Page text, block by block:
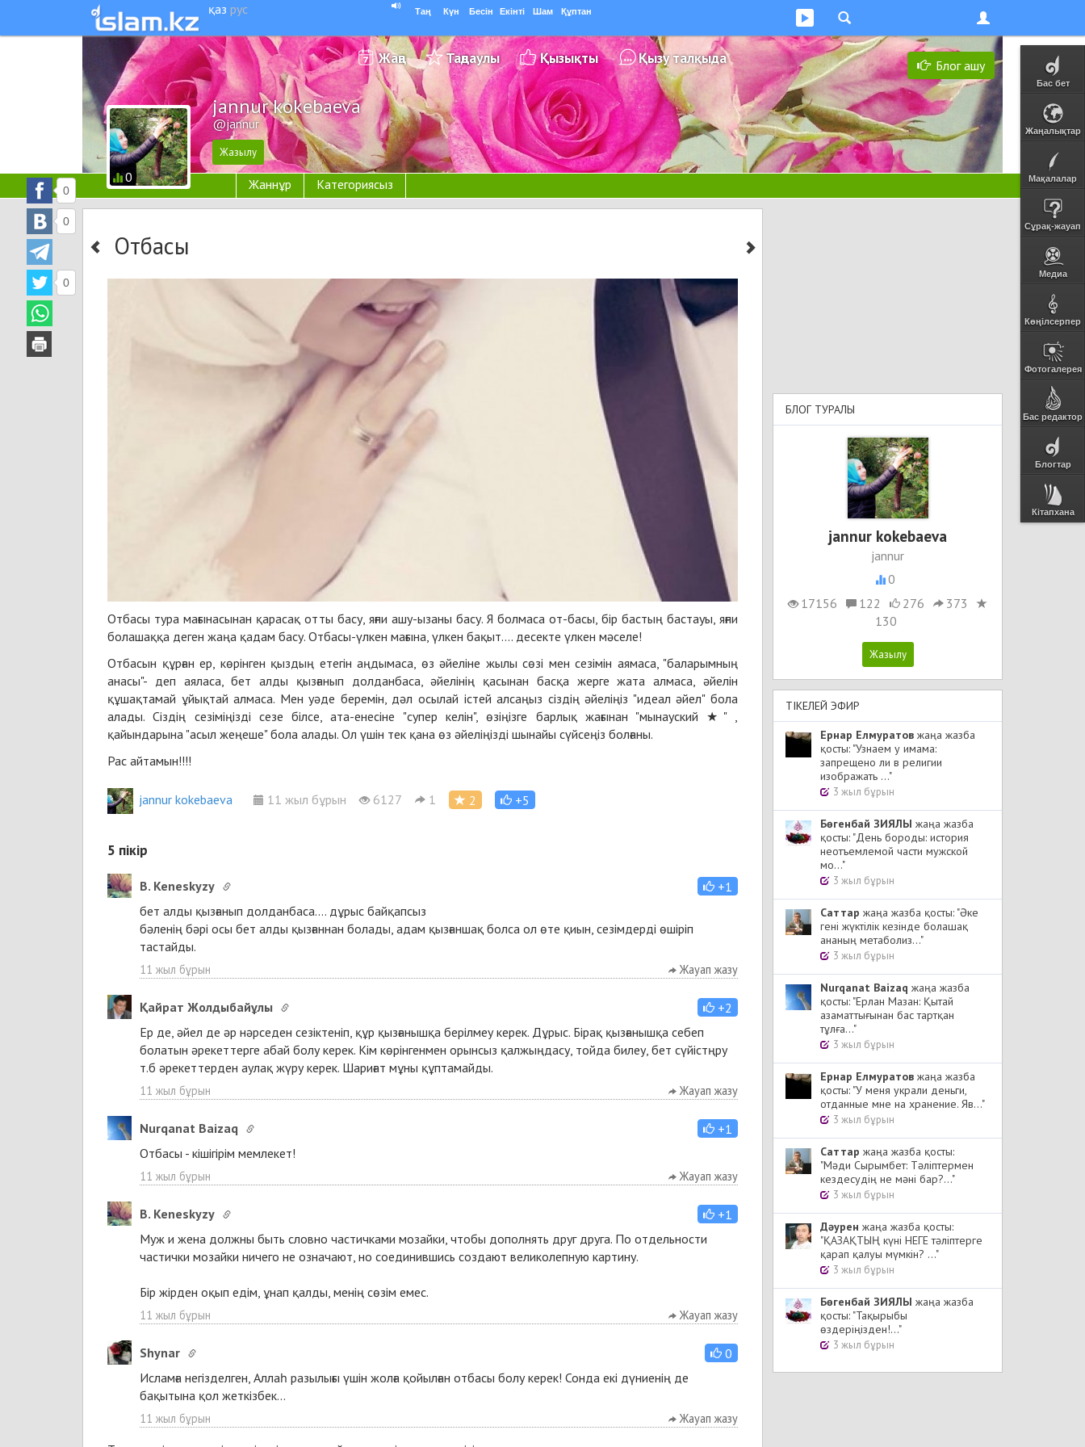
қаз рус Таң Күн Бесін Екінті Шам Құптан
Бас бет
Жаңалықтар
Мақалалар
Сұрақ-жауап
Медиа
Көңілсерпер
Фотогалерея
Бас редактор
Блогтар
Кітапхана
Блог ашу
Жаңа Таңдаулы Қызықты Қызу талқыда
0
jannur kokebaeva
@jannur
Жаннұр Категориясыз
Отбасы
0
0
0
Отбасы тура мағынасынан қарасақ отты басу, яғни ашу-ызаны басу. Я болмаса от-басы, бір бастың бастауы, яғни
болашаққа деген жаңа қадам басу. Отбасы-үлкен мағына, үлкен бақыт.... десекте үлкен мәселе!
Отбасын құрған ер, көрінген қыздың етегін аңдымаса, өз әйеліне жылы сөзі мен сезімін аямаса, "баларымның
анасы"- деп аяласа, бет алды қызғанып долданбаса, әйелінің қасынан басқа жерге жата алмаса, әйелін
құшақтамай ұйықтай алмаса. Мен уәде беремін, дәл осылай істей алсаңыз сіздің әйеліңіз "идеал әйел" бола
алады. Сіздің сезіміңізді сезе білсе, ата-енесіне "супер келін", өзіңізге барлық жағынан "мынауский ★" ,
қайындарына "асыл жеңеше" бола алады. Ол үшін тек қана өз әйеліңізді шынайы сүйсеңіз болғаны.
Рас айтамын!!!!
jannur kokebaeva 11 жыл бұрын 6127 1 2 +5
5 пікір
B. Keneskyzy
+1
бет алды қызғанып долданбаса.... дұрыс байқапсыз
бәленің бәрі осы бет алды қызғаннан болады, адам қызғаншақ болса ол өте қиын, сезімдерді өшіріп
тастайды.
11 жыл бұрын Жауап жазу
Қайрат Жолдыбайұлы
+2
Ер де, әйел де әр нәрседен сезіктеніп, құр қызғанышқа берілмеу керек. Дұрыс. Бірақ қызғанышқа себеп
болатын әрекеттерге абай болу керек. Кім көрінгенмен орынсыз қалжыңдасу, тойда билеу, бет сүйістңру
т.б әрекеттерден аулақ жүру керек. Шариғат мұны құптамайды.
11 жыл бұрын Жауап жазу
Nurqanat Baizaq
+1
Отбасы - кішігірім мемлекет!
11 жыл бұрын Жауап жазу
B. Keneskyzy
+1
Муж и жена должны быть словно частичками мозайки, чтобы дополнять друг друга. По отдельности
частички мозайки ничего не означают, но соединившись создают великолепную картину.
Бір жірден оқып едім, ұнап қалды, менің сөзім емес.
11 жыл бұрын Жауап жазу
Shynar
0
Исламға негізделген, Аллаһ разылығы үшін жолға қойылған отбасы болу керек! Сонда екі дүниенің де
бақытына қол жеткізбек...
11 жыл бұрын Жауап жазу
БЛОГ ТУРАЛЫ
jannur kokebaeva
jannur
0
17156
122 276
373
130
ТІКЕЛЕЙ ЭФИР
Ернар Елмуратов жаңа жазба
қосты: "Узнаем у имама:
запрещено ли в религии
изображать ..."
3 жыл бұрын
Бөгенбай ЗИЯЛЫ жаңа жазба
қосты: "День бороды: история
неотъемлемой части мужской
мо..."
3 жыл бұрын
Cаттар жаңа жазба қосты: "Әке
гені жүктілік кезінде болашақ
ананың метаболиз..."
3 жыл бұрын
Nurqanat Baizaq жаңа жазба
қосты: "Ерлан Мазан: Қытай
азаматтығынан бас тартқан
тұлға..."
3 жыл бұрын
Ернар Елмуратов жаңа жазба
қосты: "У меня украли деньги,
отданные мне на хранение. Яв..."
3 жыл бұрын
Cаттар жаңа жазба қосты:
"Мәди Сырымбет: Тәліптермен
кездесудің не мәні бар?..."
3 жыл бұрын
Дәурен жаңа жазба қосты:
"ҚАЗАҚТЫҢ күні НЕГЕ тәліптерге
қарап қалуы мүмкін? ..."
3 жыл бұрын
Бөгенбай ЗИЯЛЫ жаңа жазба
қосты: "Тақырыбы
өздеріңізден!..."
3 жыл бұрын